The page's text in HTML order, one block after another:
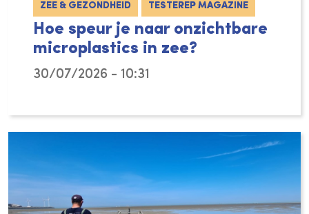
ZEE & GEZONDHEID TESTEREP MAGAZINE
Hoe speur je naar onzichtbare
microplastics in zee?
30/07/2026 - 10:31